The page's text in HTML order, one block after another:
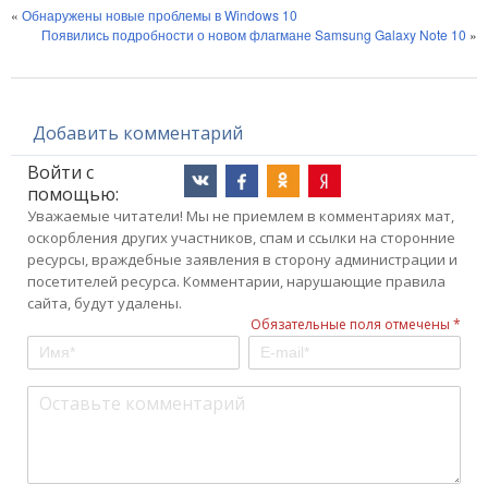
« Обнаружены новые проблемы в Windows 10
Появились подробности о новом флагмане Samsung Galaxy Note 10 »
Добавить комментарий
Войти с
помощью:
Уважаемые читатели! Мы не приемлем в комментариях мат,
оскорбления других участников, спам и ссылки на сторонние
ресурсы, враждебные заявления в сторону администрации и
посетителей ресурса. Комментарии, нарушающие правила
сайта, будут удалены.
Обязательные поля отмечены *